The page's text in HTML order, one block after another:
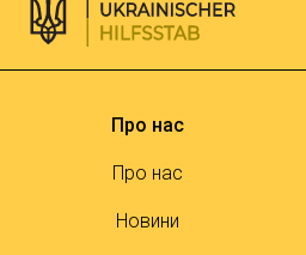
Про нас
Про нас
Новини